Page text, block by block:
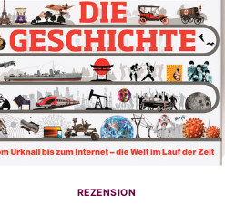
REZENSION